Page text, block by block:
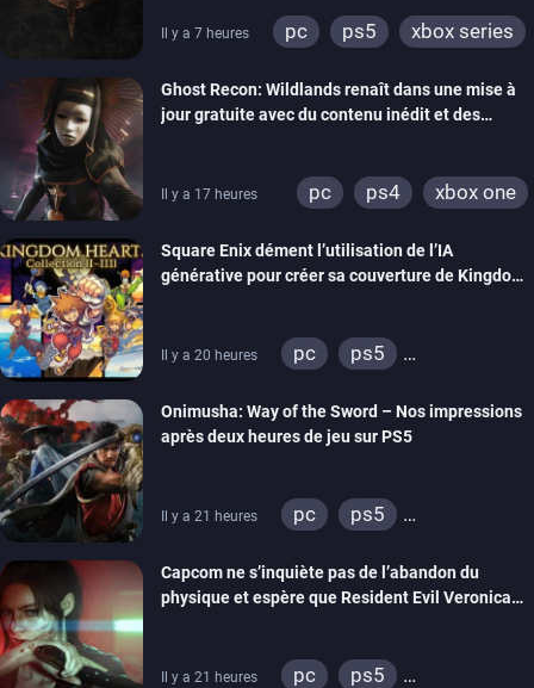
Il y a 7 heures pc ps5
xbox series
xbox one
nintendo 64
Ghost Recon: Wildlands renaît dans une mise à
jour gratuite avec du contenu inédit et des
Il y a 17 heures pc ps4 xbox one
Square Enix dément l’utilisation de l’IA
générative pour créer sa couverture de Kingdom
Il y a 20 heures pc
ps5
Onimusha: Way of the Sword – Nos impressions
après deux heures de jeu sur PS5
Il y a 21 heures pc
ps5
Capcom ne s’inquiète pas de l’abandon du
physique et espère que Resident Evil Veronica
Il y a 21 heures pc
ps5